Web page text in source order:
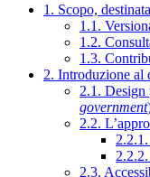
1. Scopo,
1.1.
1.2.
1.3.
2. Introduzione al
2.1. Design
government
2.2.
2.3.